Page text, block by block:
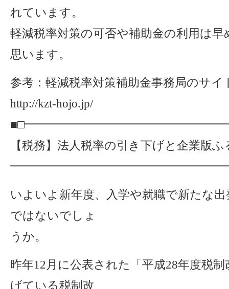
れています。
軽減税率対策の可否や補助金の利用は
思います。
参考：軽減税率対策補助金事務局のサイ
http://kzt-hojo.jp/
【税務】法人税率の引き下げと企業版
いよいよ新年度、入学や就職で新たな
ではないでしょ
うか。
昨年12月に公表された「平成28年度税
げている税制改